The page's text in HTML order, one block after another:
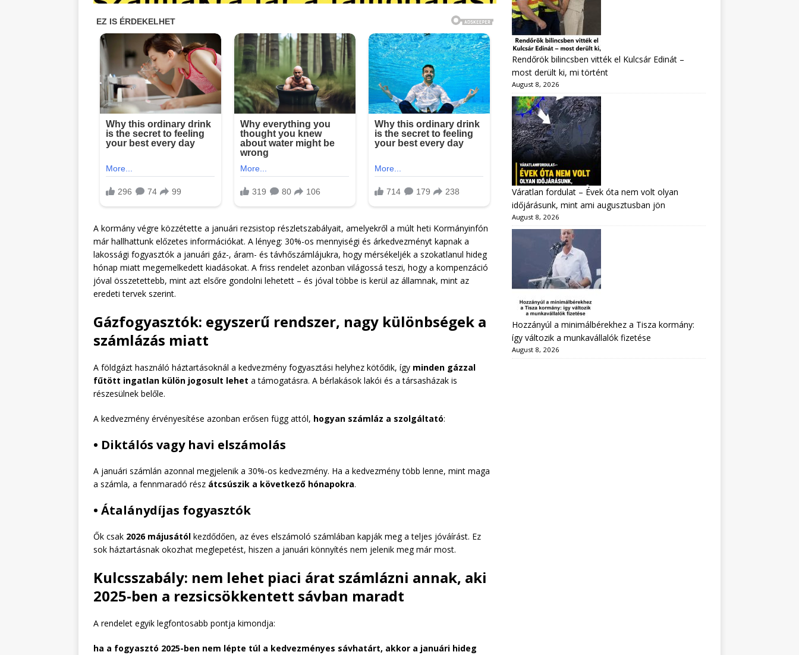
A kormány végre közzétette a januári rezsistop részletszabályait, amelyekről a múlt heti Kormányinfón
már hallhattunk előzetes információkat. A lényeg: 30%-os mennyiségi és árkedvezményt kapnak a
lakossági fogyasztók a januári gáz-, áram- és távhőszámlájukra, hogy mérsékeljék a szokatlanul hideg
hónap miatt megemelkedett kiadásokat. A friss rendelet azonban világossá teszi, hogy a kompenzáció
jóval összetettebb, mint azt elsőre gondolni lehetett – és jóval többe is kerül az államnak, mint az
eredeti tervek szerint.
Gázfogyasztók: egyszerű rendszer, nagy különbségek a
számlázás miatt
A földgázt használó háztartásoknál a kedvezmény fogyasztási helyhez kötődik, így minden gázzal
fűtött ingatlan külön jogosult lehet a támogatásra. A bérlakások lakói és a társasházak is
részesülnek belőle.
A kedvezmény érvényesítése azonban erősen függ attól, hogyan számláz a szolgáltató:
• Diktálós vagy havi elszámolás
A januári számlán azonnal megjelenik a 30%-os kedvezmény. Ha a kedvezmény több lenne, mint maga
a számla, a fennmaradó rész átcsúszik a következő hónapokra.
• Átalánydíjas fogyasztók
Ők csak 2026 májusától kezdődően, az éves elszámoló számlában kapják meg a teljes jóváírást. Ez
sok háztartásnak okozhat meglepetést, hiszen a januári könnyítés nem jelenik meg már most.
Kulcsszabály: nem lehet piaci árat számlázni annak, aki
2025-ben a rezsicsökkentett sávban maradt
A rendelet egyik legfontosabb pontja kimondja:
ha a fogyasztó 2025-ben nem lépte túl a kedvezményes sávhatárt, akkor a januári hideg
Rendőrök bilincsben vitték el Kulcsár Edinát –
most derült ki, mi történt
August 8, 2026
Váratlan fordulat – Évek óta nem volt olyan
időjárásunk, mint ami augusztusban jön
August 8, 2026
Hozzányúl a minimálbérekhez a Tisza kormány:
így változik a munkavállalók fizetése
August 8, 2026